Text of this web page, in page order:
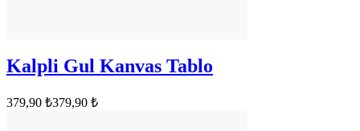
Kalpli Gul Kanvas Tablo
379,90 ₺379,90 ₺